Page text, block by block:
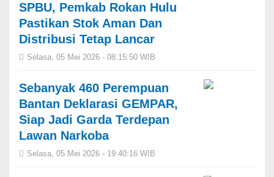
SPBU, Pemkab Rokan Hulu
Pastikan Stok Aman Dan
Distribusi Tetap Lancar
Selasa, 05 Mei 2026 - 08:15:50 WIB
Sebanyak 460 Perempuan
Bantan Deklarasi GEMPAR,
Siap Jadi Garda Terdepan
Lawan Narkoba
Selasa, 05 Mei 2026 - 19:40:16 WIB